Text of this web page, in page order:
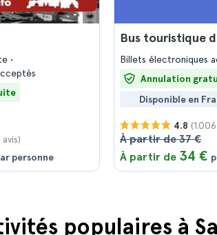
avis)
personne
Bus touristique
Billets électroniques
Annulation
Disponible en
4.8
À partir de 37 €
À partir de 34 €
populaires à